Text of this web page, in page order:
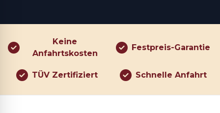
Keine
Anfahrtskosten
Festpreis-Garantie
TÜV Zertifiziert Schnelle Anfahrt